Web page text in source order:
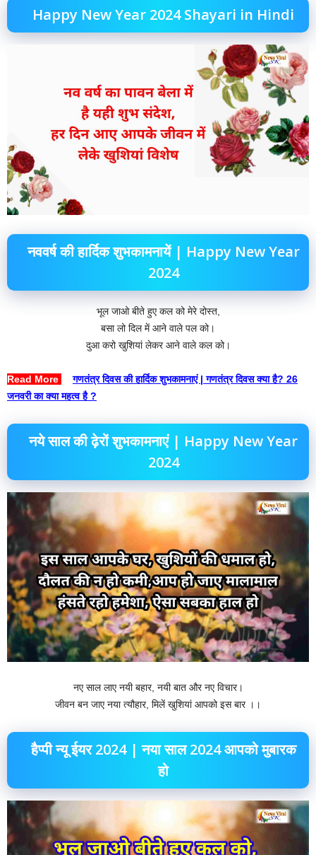
Happy New Year 2024 Shayari in Hindi
नववर्ष की हार्दिक शुभकामनायें | Happy New Year
2024
भूल जाओ बीते हुए कल को मेरे दोस्त,
बसा लो दिल में आने वाले पल को।
दुआ करो खुशियां लेकर आने वाले कल को।
Read More
गणतंत्र दिवस की हार्दिक शुभकामनाएं | गणतंत्र दिवस क्या है? 26
जनवरी का क्या महत्व है ?
नये साल की ढ़ेरों शुभकामनाएं | Happy New Year
2024
नए साल लाए नयी बहार, नयी बात और नए विचार।
जीवन बन‌ जाए नया त्यौहार, मिलें खुशियां आपको इस बार ।।
हैप्पी न्यू ईयर 2024 | नया साल 2024 आपको मुबारक
हो